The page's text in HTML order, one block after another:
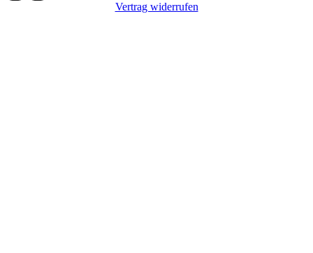
Vertrag widerrufen